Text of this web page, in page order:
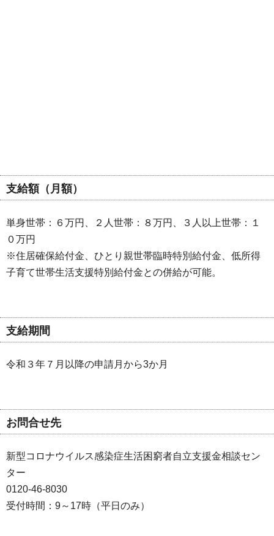
支給額（月額）
単身世帯：６万円、２人世帯：８万円、３人以上世帯：１
０万円
※住居確保給付金、ひとり親世帯臨時特別給付金、低所得
子育て世帯生活支援特別給付金との併給が可能。
支給期間
令和３年７月以降の申請月から3か月
お問合せ先
新型コロナウイルス感染症生活困窮者自立支援金相談セン
ター
0120-46-8030
受付時間：9～17時（平日のみ）